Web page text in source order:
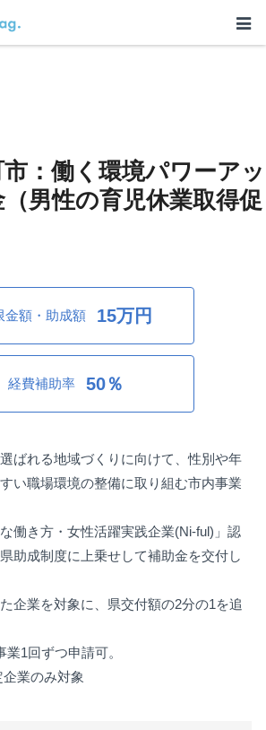
：働く環境パワーアッ
男性の育児休業取得促
金額・助成額 15万円
経費補助率 50％
ばれる地域づくりに向けて、性別や年
い職場環境の整備に取り組む市内事業
働き方・女性活躍実践企業(Ni-ful)」認
助成制度に上乗せして補助金を交付し
企業を対象に、県交付額の2分の1を追
業1回ずつ申請可。
業のみ対象